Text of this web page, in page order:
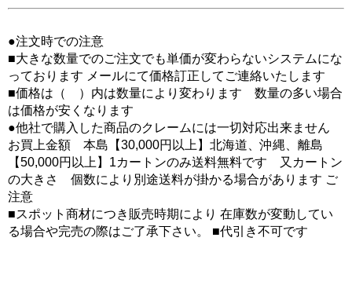
●注文時での注意
■大きな数量でのご注文でも単価が変わらないシステムにな
っております メールにて価格訂正してご連絡いたします
■価格は（ ）内は数量により変わります 数量の多い場合
は価格が安くなります
●他社で購入した商品のクレームには一切対応出来ません
お買上金額 本島【30,000円以上】北海道、沖縄、離島
【50,000円以上】1カートンのみ送料無料です 又カートン
の大きさ 個数により別途送料が掛かる場合があります ご
注意
■スポット商材につき販売時期により 在庫数が変動してい
る場合や完売の際はご了承下さい。 ■代引き不可です